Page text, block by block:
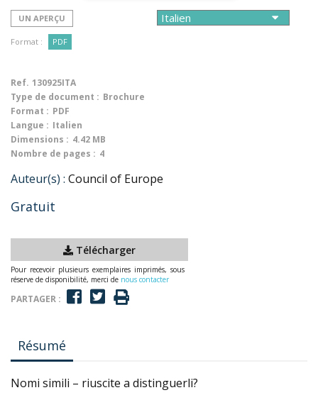
UN APERÇU
Format : PDF
Ref. 130925ITA
Type de document : Brochure
Format : PDF
Langue : Italien
Dimensions : 4.42 MB
Nombre de pages : 4
Auteur(s) : Council of Europe
Gratuit
Télécharger
Pour recevoir plusieurs exemplaires imprimés, sous
réserve de disponibilité, merci de nous contacter
PARTAGER :
Résumé
Nomi simili – riuscite a distinguerli?